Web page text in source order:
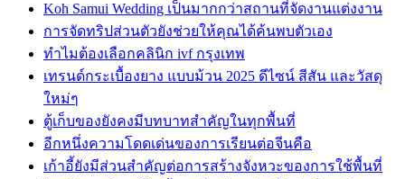
Koh Samui Wedding เป็นมากกว่าสถานที่จัดงานแต่งงาน
การจัดทริปส่วนตัวยังช่วยให้คุณได้ค้นพบตัวเอง
ทำไมต้องเลือกคลินิก ivf กรุงเทพ
เทรนด์กระเบื้องยาง แบบม้วน 2025 ดีไซน์ สีสัน และวัสดุ
ใหม่ๆ
ตู้เก็บของยังคงมีบทบาทสำคัญในทุกพื้นที่
อีกหนึ่งความโดดเด่นของการเรียนต่อจีนคือ
เก้าอี้ยังมีส่วนสำคัญต่อการสร้างจังหวะของการใช้พื้นที่